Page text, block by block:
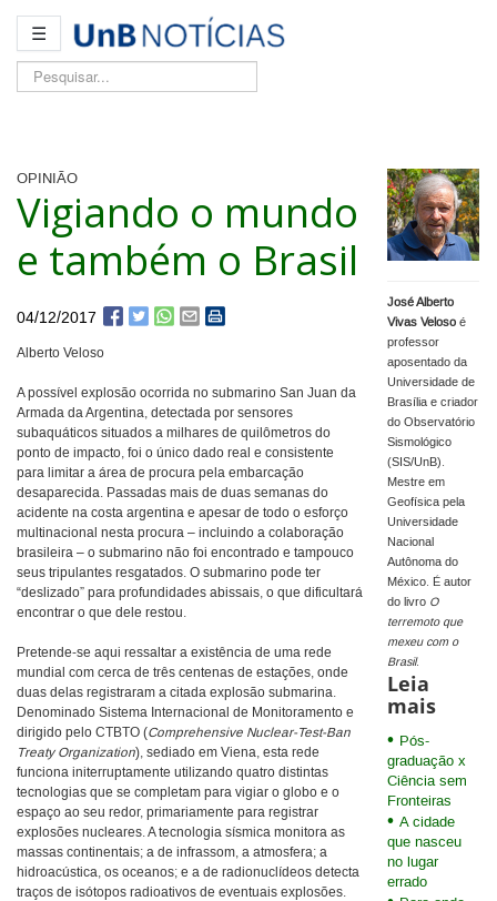
☰
Pesquisar...
OPINIÃO
José Alberto
Vivas Veloso é
professor
aposentado da
Universidade de
Brasília e criador
do Observatório
Sismológico
(SIS/UnB).
Mestre em
Geofísica pela
Universidade
Nacional
Autônoma do
México. É autor
do livro O
terremoto que
mexeu com o
Brasil.
Vigiando o mundo
e também o Brasil
04/12/2017
Alberto Veloso
A possível explosão ocorrida no submarino San Juan da
Armada da Argentina, detectada por sensores
subaquáticos situados a milhares de quilômetros do
ponto de impacto, foi o único dado real e consistente
para limitar a área de procura pela embarcação
desaparecida. Passadas mais de duas semanas do
acidente na costa argentina e apesar de todo o esforço
multinacional nesta procura – incluindo a colaboração
brasileira – o submarino não foi encontrado e tampouco
seus tripulantes resgatados. O submarino pode ter
“deslizado” para profundidades abissais, o que dificultará
encontrar o que dele restou.
Pretende-se aqui ressaltar a existência de uma rede
mundial com cerca de três centenas de estações, onde
duas delas registraram a citada explosão submarina.
Denominado Sistema Internacional de Monitoramento e
dirigido pelo CTBTO (Comprehensive Nuclear-Test-Ban
Treaty Organization), sediado em Viena, esta rede
funciona initerruptamente utilizando quatro distintas
tecnologias que se completam para vigiar o globo e o
espaço ao seu redor, primariamente para registrar
explosões nucleares. A tecnologia sísmica monitora as
massas continentais; a de infrassom, a atmosfera; a
hidroacústica, os oceanos; e a de radionuclídeos detecta
traços de isótopos radioativos de eventuais explosões.
Leia
mais
Pós-
graduação x
Ciência sem
Fronteiras
A cidade
que nasceu
no lugar
errado